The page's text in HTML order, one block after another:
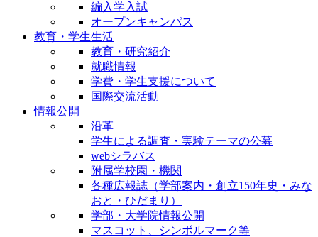
編入学入試
オープンキャンパス
教育・学生生活
教育・研究紹介
就職情報
学費・学生支援について
国際交流活動
情報公開
沿革
学生による調査・実験テーマの公募
webシラバス
附属学校園・機関
各種広報誌（学部案内・創立150年史・みな
おと・ひだまり）
学部・大学院情報公開
マスコット、シンボルマーク等